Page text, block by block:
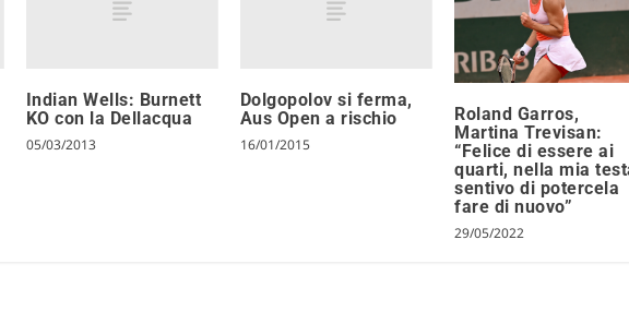
Indian Wells: Burnett
KO con la Dellacqua
05/03/2013
Dolgopolov si ferma,
Aus Open a rischio
16/01/2015
Roland Garros,
Martina Trevisan:
“Felice di essere ai
quarti, nella mia
sentivo di potercela
fare di nuovo”
29/05/2022